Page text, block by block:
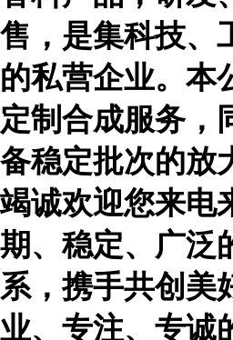
售，是集科技、
的私营企业。本
定制合成服务，
备稳定批次的放
竭诚欢迎您来电
期、稳定、广泛
系，携手共创美
业、专注、专诚